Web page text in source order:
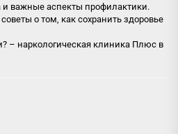
и важные аспекты профилактики.
о том, как сохранить здоровье
– наркологическая клиника Плюс в